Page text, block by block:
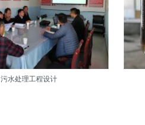
污水处理工程设计